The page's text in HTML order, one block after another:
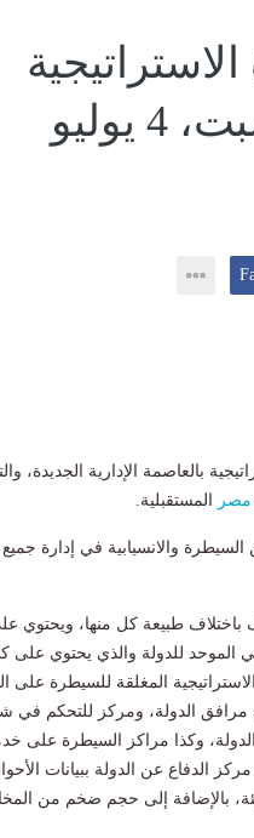
للدولة المصريةاليوم السبت، 4 يوليو
بالعاصمة الإدارية الجديدة،
مصر المستقبلية.
والانسيابية في إدارة جميع
ألف فدان ويضم ۱۳ منطقة تختلف باختلاف طبيعة كل منها، ويحتوي
الموحد للدولة والذي يحتوي على
المغلقة للسيطرة على
مرافق الدولة، ومركز للتحكم في
وكذا مراكز السيطرة على
الدفاع عن الدولة ببيانات
بالإضافة إلى حجم ضخم من